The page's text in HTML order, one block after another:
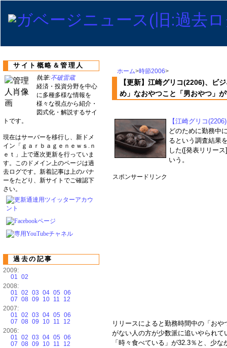
ホーム>時節2006>
【更新】江崎グリコ(2206)、ビ
め」なおやつこと「男おやつ」
【江崎グリコ
どのために勤務中
るという調査結果
した([発表リリー
いう。
スポンサードリンク
リリースによると勤務時間中の「お
がない人の方が少数派に追いやられ
「時々食べている」が32.3％と、少
サイト概略＆管理人
執筆:不破雷蔵
経済・投資分野を中心
に多種多様な情報を
様々な視点から紹介・
図式化・解説するサイ
トです。
現在はサーバーを移行し、新ドメ
イン「ｇａｒｂａｇｅｎｅｗｓ.ｎ
ｅｔ」上で逐次更新を行っていま
す。このドメイン上のページは過
去ログです。新着記事は上のバナ
ーをたどり、新サイトでご確認下
さい。
過去の記事
2009:
01 02
2008:
01 02 03 04 05 06
07 08 09 10 11
12
2007:
01 02 03 04 05 06
07 08 09 10 11
12
2006:
01 02 03 04 05 06
07 08 09 10 11
12